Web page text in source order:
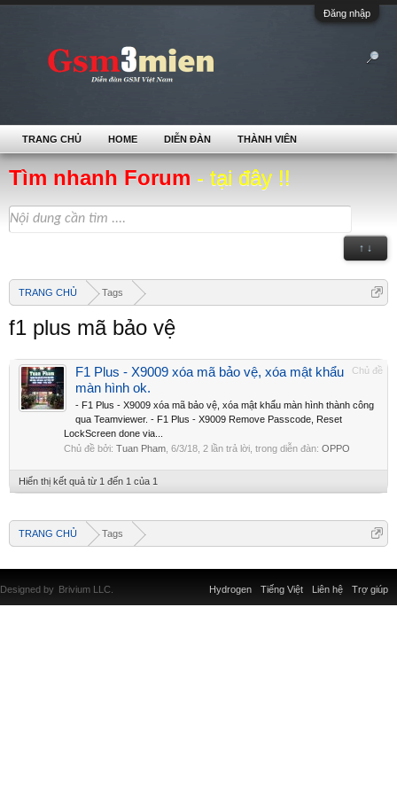
Đăng nhập
Tìm nhanh Forum - tại đây !!
↑ ↓
TRANG CHỦ Tags
f1 plus mã bảo vệ
Chủ đề
F1 Plus - X9009 xóa mã bảo vệ, xóa mật khẩu
màn hình ok.
- F1 Plus - X9009 xóa mã bảo vệ, xóa mật khẩu màn hình thành công
qua Teamviewer. - F1 Plus - X9009 Remove Passcode, Reset
LockScreen done via...
Chủ đề bởi: Tuan Pham 6/3/18 , 2 lần trả lời, trong diễn đàn: OPPO
Hiển thị kết quả từ 1 đến 1 của 1
TRANG CHỦ Tags
TRANG CHỦ HOME DIỄN ĐÀN THÀNH VIÊN
Liên hệ Trợ giúp
Hydrogen Tiếng Việt
Designed by Brivium LLC.